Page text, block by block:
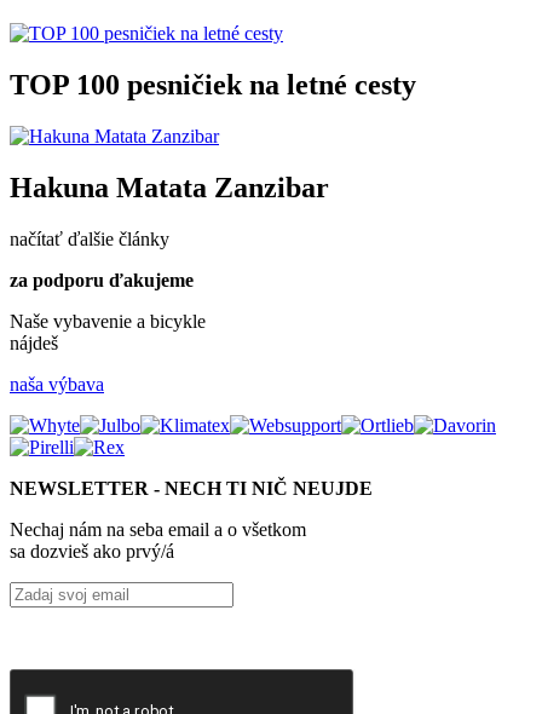
TOP 100 pesničiek na letné cesty
Hakuna Matata Zanzibar
načítať ďalšie články
za podporu ďakujeme
Naše vybavenie a bicykle
nájdeš
naša výbava
NEWSLETTER - NECH TI NIČ NEUJDE
Nechaj nám na seba email a o všetkom
sa dozvieš ako prvý/á